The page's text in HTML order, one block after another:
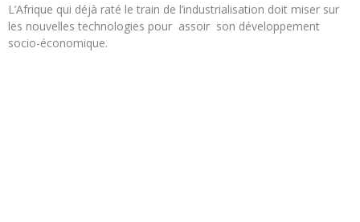
L’Afrique qui déjà raté le train de l’industrialisation doit miser sur
les nouvelles technologies pour assoir son développement
socio-économique.